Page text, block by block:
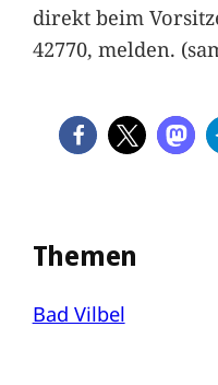
direkt beim
42770, melden.
Themen
Bad Vilbel